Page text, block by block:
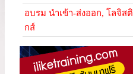
อบรม นำเข้า-ส่งออก, โลจิสติ
กส์